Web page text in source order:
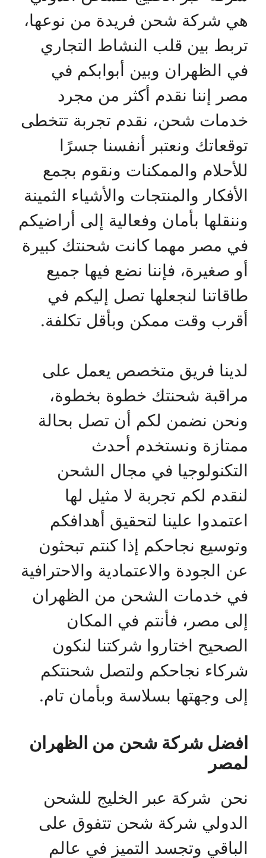
هي شركة شحن فريدة من نوعها،
تربط بين قلب النشاط التجاري
في الظهران وبين أبوابكم في
مصر إننا نقدم أكثر من مجرد
خدمات شحن، نقدم تجربة تتخطى
توقعاتك ونعتبر أنفسنا جسرًا
للأحلام والممكنات ونقوم بجمع
الأفكار والمنتجات والأشياء الثمينة
وننقلها بأمان وفعالية إلى أراضيكم
في مصر مهما كانت شحنتك كبيرة
أو صغيرة، فإننا نضع فيها جميع
طاقاتنا لنجعلها تصل إليكم في
أقرب وقت ممكن وبأقل تكلفة.
لدينا فريق متخصص يعمل على
مراقبة شحنتك خطوة بخطوة،
ونحن نضمن لكم أن تصل بحالة
ممتازة ونستخدم أحدث
التكنولوجيا في مجال الشحن
لنقدم لكم تجربة لا مثيل لها
اعتمدوا علينا لتحقيق أهدافكم
وتوسيع نجاحكم إذا كنتم تبحثون
عن الجودة والاعتمادية والاحترافية
في خدمات الشحن من الظهران
إلى مصر، فأنتم في المكان
الصحيح اختاروا شركتنا لنكون
شركاء نجاحكم ولتصل شحنتكم
إلى وجهتها بسلاسة وبأمان تام.
افضل شركة شحن من الظهران
لمصر
نحن شركة عبر الخليج للشحن
الدولي شركة شحن تتفوق على
الباقي وتجسد التميز في عالم